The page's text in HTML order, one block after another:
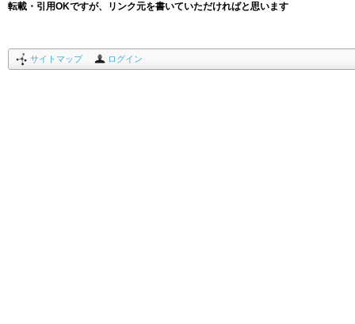
転載・引用OKですが、リンク元を書いていただければと思います
サイトマップ ログイン